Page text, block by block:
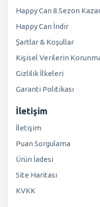
Happy Can 8.Sezon
Happy Can İndir
Şartlar & Koşullar
Kişisel Verilerin
Gizlilik İlkeleri
Garanti Politikası
İletişim
İletişim
Puan Sorgulama
Ürün İadesi
Site Haritası
KVKK